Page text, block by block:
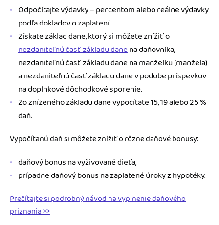
Odpočítajte výdavky – percentom alebo reálne výdavky
podľa dokladov o zaplatení.
Získate základ dane, ktorý si môžete znížiť o
nezdaniteľnú časť základu danena daňovníka,
nezdaniteľnú časť základu dane na manželku (manžela)
a nezdaniteľnú časť základu dane v podobe príspevkov
na doplnkové dôchodkové sporenie.
Zo zníženého základu dane vypočítate 15, 19 alebo 25 %
daň.
Vypočítanú daň si môžete znížiť o rôzne daňové bonusy:
daňový bonus na vyživované dieťa,
prípadne daňový bonus na zaplatené úroky z hypotéky.
Prečítajte si podrobný návod na vyplnenie daňového
priznania >>